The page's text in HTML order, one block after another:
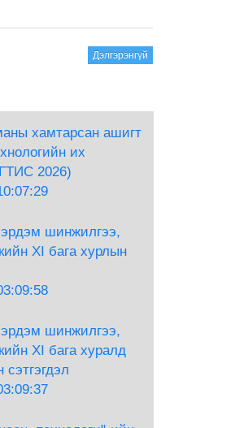
Дэлгэрэнгүй
XI бага хурлын тойм
хамтарсан ашигт
их
2026)
шинжилгээ,
XI бага хурлын
шинжилгээ,
XI бага хуралд